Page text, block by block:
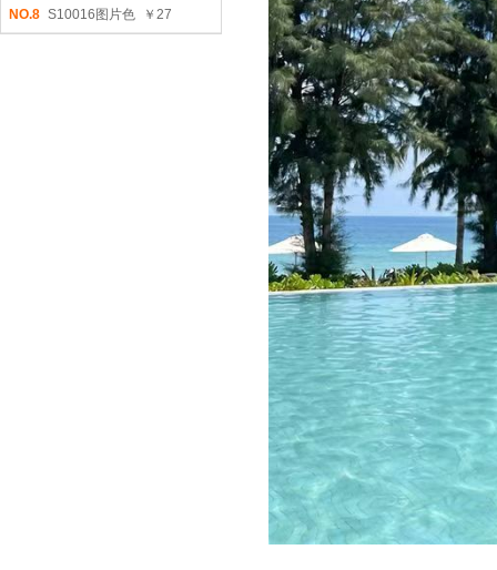
NO.8 S10016图片色 ￥27